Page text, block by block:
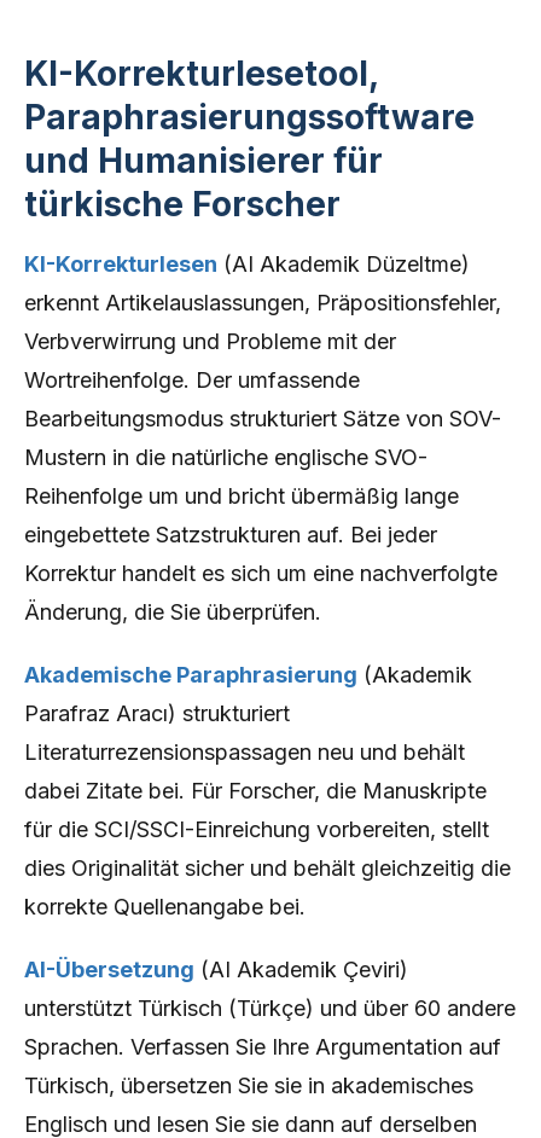
KI-Korrekturlesetool,
Paraphrasierungssoftware
und Humanisierer für
türkische Forscher
KI-Korrekturlesen (AI Akademik Düzeltme)
erkennt Artikelauslassungen, Präpositionsfehler,
Verbverwirrung und Probleme mit der
Wortreihenfolge. Der umfassende
Bearbeitungsmodus strukturiert Sätze von SOV-
Mustern in die natürliche englische SVO-
Reihenfolge um und bricht übermäßig lange
eingebettete Satzstrukturen auf. Bei jeder
Korrektur handelt es sich um eine nachverfolgte
Änderung, die Sie überprüfen.
Akademische Paraphrasierung (Akademik
Parafraz Aracı) strukturiert
Literaturrezensionspassagen neu und behält
dabei Zitate bei. Für Forscher, die Manuskripte
für die SCI/SSCI-Einreichung vorbereiten, stellt
dies Originalität sicher und behält gleichzeitig die
korrekte Quellenangabe bei.
AI-Übersetzung (AI Akademik Çeviri)
unterstützt Türkisch (Türkçe) und über 60 andere
Sprachen. Verfassen Sie Ihre Argumentation auf
Türkisch, übersetzen Sie sie in akademisches
Englisch und lesen Sie sie dann auf derselben